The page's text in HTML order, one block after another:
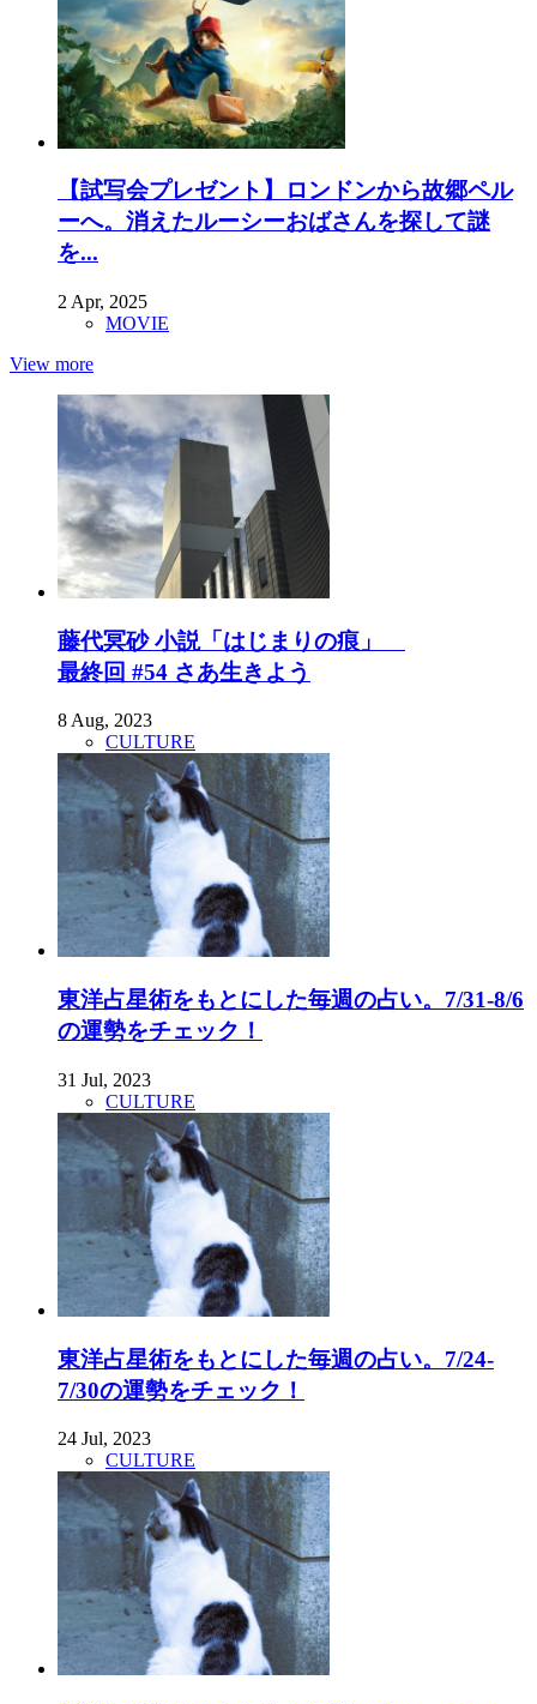
【試写会プレゼント】ロンドンから故郷ペル
ーへ。消えたルーシーおばさんを探して謎
を...
2 Apr, 2025
MOVIE
View more
藤代冥砂 小説「はじまりの痕」
最終回 #54 さあ生きよう
8 Aug, 2023
CULTURE
東洋占星術をもとにした毎週の占い。7/31-8/6
の運勢をチェック！
31 Jul, 2023
CULTURE
東洋占星術をもとにした毎週の占い。7/24-
7/30の運勢をチェック！
24 Jul, 2023
CULTURE